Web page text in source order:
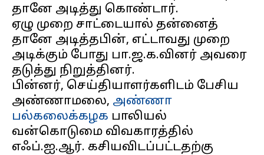
தானே அடித்து கொண்டார்.
ஏழு முறை சாட்டையால் தன்னைத்
தானே அடித்தபின், எட்டாவது முறை
அடிக்கும் போது பா.ஜ.க.வினர் அவரை
தடுத்து நிறுத்தினர்.
பின்னர், செய்தியாளர்களிடம் பேசிய
அண்ணாமலை, அண்ணா
பல்கலைக்கழக பாலியல்
வன்கொடுமை விவகாரத்தில்
எஃப்.ஐ.ஆர். கசியவிடப்பட்டதற்கு